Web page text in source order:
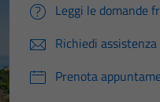
Leggi le domande
Richiedi assistenza
Prenota